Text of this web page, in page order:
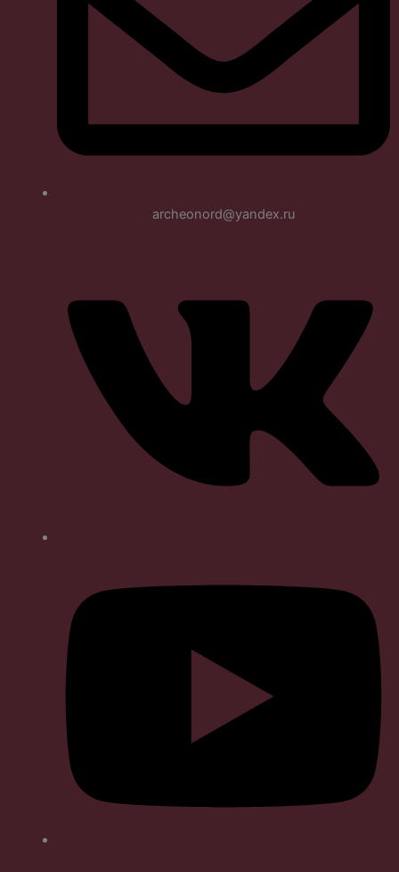
archeonord@yandex.ru